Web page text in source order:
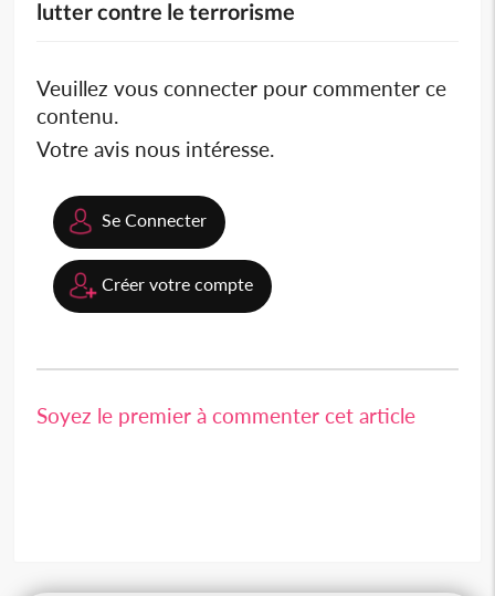
lutter contre le terrorisme
Veuillez vous connecter pour commenter ce
contenu.
Votre avis nous intéresse.
Se Connecter
Créer votre compte
Soyez le premier à commenter cet article